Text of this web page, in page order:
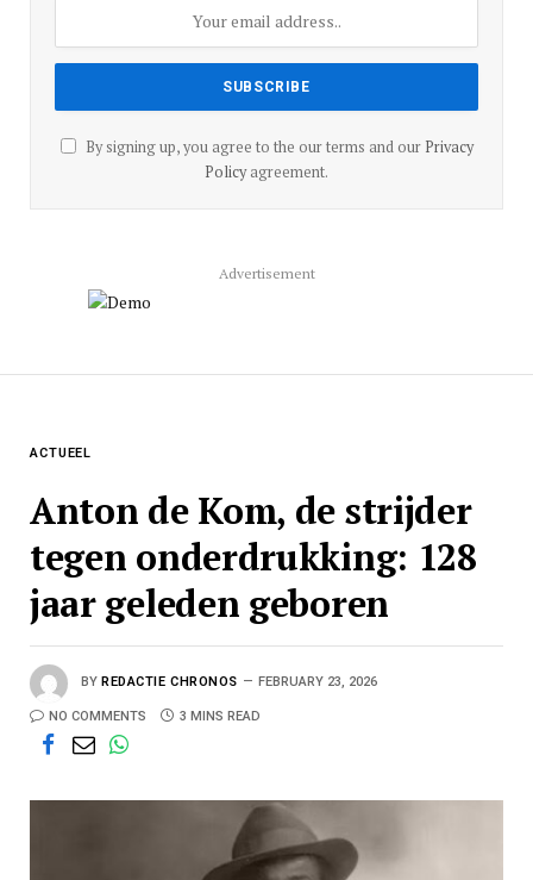
By signing up, you agree to the our terms and our Privacy
Policyagreement.
Advertisement
ACTUEEL
Anton de Kom, de strijder
tegen onderdrukking: 128
jaar geleden geboren
BY REDACTIE CHRONOS FEBRUARY 23, 2026
NO COMMENTS 3 MINS READ